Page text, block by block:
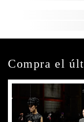
Compra el